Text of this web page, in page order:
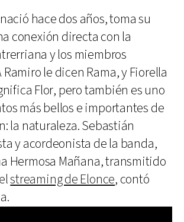
hace dos años, toma su
conexión directa con la
y los miembros
le dicen Rama, y Fiorella
Flor, pero también es uno
más bellos e importantes de
la naturaleza. Sebastián
y acordeonista de la banda,
Hermosa Mañana, transmitido
streaming de Elonce, contó